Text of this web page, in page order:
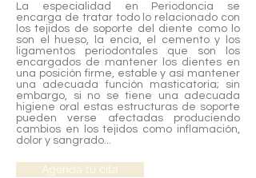
La especialidad en Periodoncia se
encarga de tratar todo lo relacionado con
los tejidos de soporte del diente como lo
son el hueso, la encía, el cemento y los
ligamentos periodontales que son los
encargados de mantener los dientes en
una posición firme, estable y así mantener
una adecuada función masticatoria; sin
embargo, si no se tiene una adecuada
higiene oral estas estructuras de soporte
pueden verse afectadas produciendo
cambios en los tejidos como inflamación,
dolor y sangrado...
Agenda tu cita